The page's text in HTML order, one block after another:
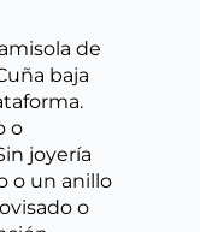
de
baja
o
joyería
o un anillo
o